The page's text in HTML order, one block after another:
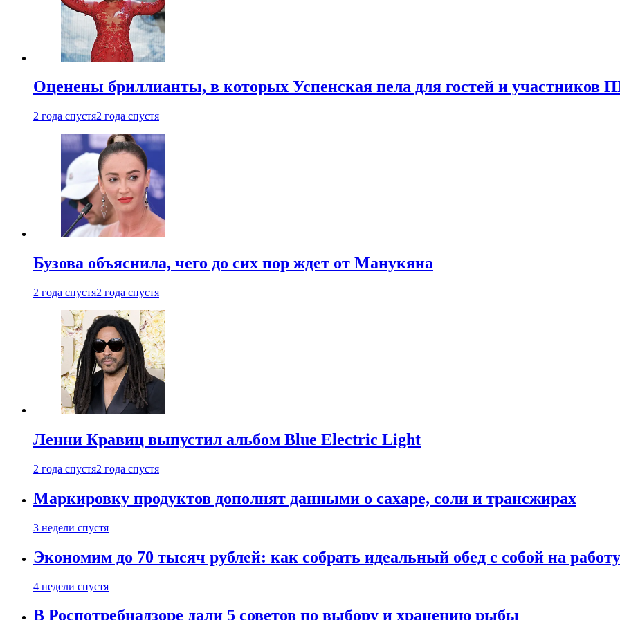
Оценены бриллианты, в которых Успенская пела для гостей и
2 года спустя2 года спустя
Бузова объяснила, чего до сих пор ждет от Манукяна
2 года спустя2 года спустя
Ленни Кравиц выпустил альбом Blue Electric Light
2 года спустя2 года спустя
Маркировку продуктов дополнят данными о сахаре, соли и трансжирах
3 недели спустя
Экономим до 70 тысяч рублей: как собрать идеальный обед с собой на работу
4 недели спустя
В Роспотребнадзоре дали 5 советов по выбору и хранению рыбы